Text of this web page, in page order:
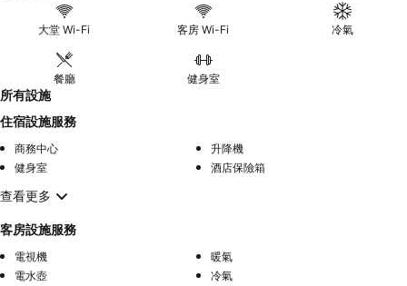
大堂 Wi-Fi 客房 Wi-Fi 冷氣
餐廳 健身室
所有設施
住宿設施服務
商務中心
升降機
健身室
酒店保險箱
查看更多
客房設施服務
電視機
暖氣
電水壺
冷氣